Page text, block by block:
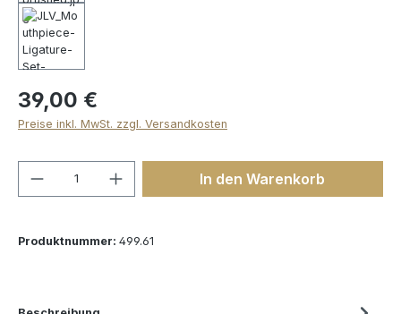
39,00 €
Preise inkl. MwSt. zzgl. Versandkosten
Produkt Anzahl: Gib denIn den Warenkorb
Produktnummer: 499.61